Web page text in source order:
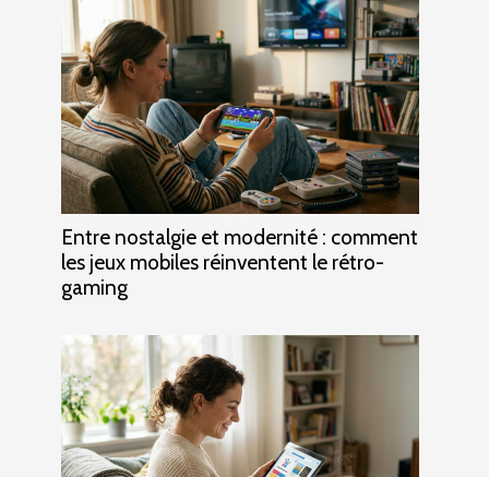
Entre nostalgie et modernité : comment
les jeux mobiles réinventent le rétro-
gaming